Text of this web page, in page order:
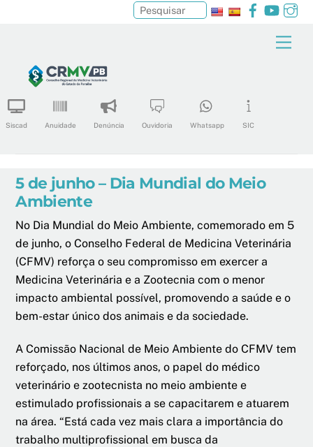
content
Facebook
Siscad Anuidade Denúncia Ouvidoria Whatsapp SIC
Pesquisar
5 de junho – Dia Mundial do Meio
Ambiente
No Dia Mundial do Meio Ambiente, comemorado em 5
de junho, o Conselho Federal de Medicina Veterinária
(CFMV) reforça o seu compromisso em exercer a
Medicina Veterinária e a Zootecnia com o menor
impacto ambiental possível, promovendo a saúde e o
bem-estar único dos animais e da sociedade.
A Comissão Nacional de Meio Ambiente do CFMV tem
reforçado, nos últimos anos, o papel do médico
veterinário e zootecnista no meio ambiente e
estimulado profissionais a se capacitarem e atuarem
na área. “Está cada vez mais clara a importância do
trabalho multiprofissional em busca da